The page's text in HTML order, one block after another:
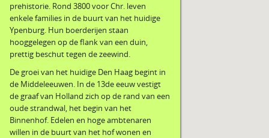
prehistorie. Rond 3800 voor Chr. leven
enkele families in de buurt van het huidige
Ypenburg. Hun boerderijen staan
hooggelegen op de flank van een duin,
prettig beschut tegen de zeewind.
De groei van het huidige Den Haag begint in
de Middeleeuwen. In de 13de eeuw vestigt
de graaf van Holland zich op de rand van een
oude strandwal, het begin van het
Binnenhof. Edelen en hoge ambtenaren
willen in de buurt van het hof wonen en